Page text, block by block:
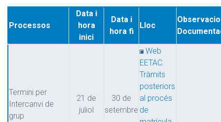
Processos
Data i
hora
inici
Data i
hora fi
Lloc
Termini per
Intercanvi de
grup
21 de
juliol
30 de
setembre
Web
EETAC.
Tràmits
posteriors
al procés
de